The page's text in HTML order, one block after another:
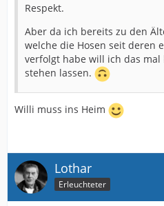
Respekt.
Aber da ich bereits zu den
welche die Hosen seit deren
verfolgt habe will ich das
stehen lassen.
Willi muss ins Heim
Lothar
Erleuchteter